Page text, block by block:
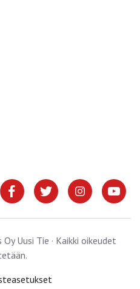
Uusi Tie · Kaikki oikeudet